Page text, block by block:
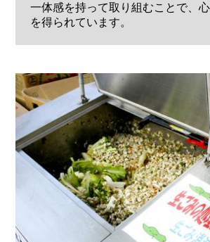
一体感を持って取り組むことで、
を得られています。